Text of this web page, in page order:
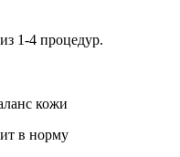
1-4 процедур.
кожи
в норму